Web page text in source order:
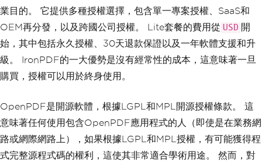
// Step 3: Open the docume
nt
            document
.open
// Step 4: Add images to t
Image jpg
            document
jpg
} catch (DocumentException |
I
OException
)
{
System.err. println ("Error
creating PDF: "
+ e.getMessage());
業目的。 它提供多種授權選擇，包含單一專案授權、SaaS和
OEM再分發，以及跨國公司授權。 Lite套餐的費用從 USD 開
始，其中包括永久授權、30天退款保證以及一年軟體支援和升
級。 IronPDF的一大優勢是沒有經常性的成本，這意味著一旦
購買，授權可以用於終身使用。
OpenPDF是開源軟體，根據LGPL和MPL開源授權條款。 這
意味著任何使用包含OpenPDF應用程式的人（即使是在業務網
路或網際網路上），如果根據LGPL和MPL授權，有可能獲得程
式完整源程式碼的權利，這使其非常適合學術用途。 然而，對